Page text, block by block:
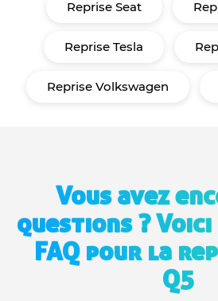
Reprise Seat
Reprise Tesla
Reprise Volkswagen
Vous avez
questions ?
FAQ pour la
Q5